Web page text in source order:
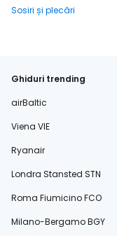
Sosiri și plecări
Ghiduri trending
airBaltic
Viena VIE
Ryanair
Londra Stansted STN
Roma Fiumicino FCO
Milano-Bergamo BGY